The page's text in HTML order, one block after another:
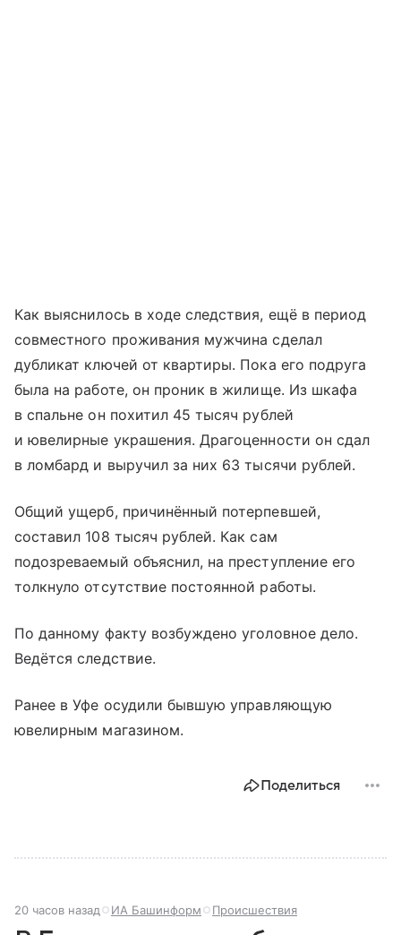
Как выяснилось в ходе следствия, ещё в период
совместного проживания мужчина сделал
дубликат ключей от квартиры. Пока его подруга
была на работе, он проник в жилище. Из шкафа
в спальне он похитил 45 тысяч рублей
и ювелирные украшения. Драгоценности он сдал
в ломбард и выручил за них 63 тысячи рублей.
Общий ущерб, причинённый потерпевшей,
составил 108 тысяч рублей. Как сам
подозреваемый объяснил, на преступление его
толкнуло отсутствие постоянной работы.
По данному факту возбуждено уголовное дело.
Ведётся следствие.
Ранее в Уфе осудили бывшую управляющую
ювелирным магазином.
Поделиться
20 часов назад ИА Башинформ Происшествия